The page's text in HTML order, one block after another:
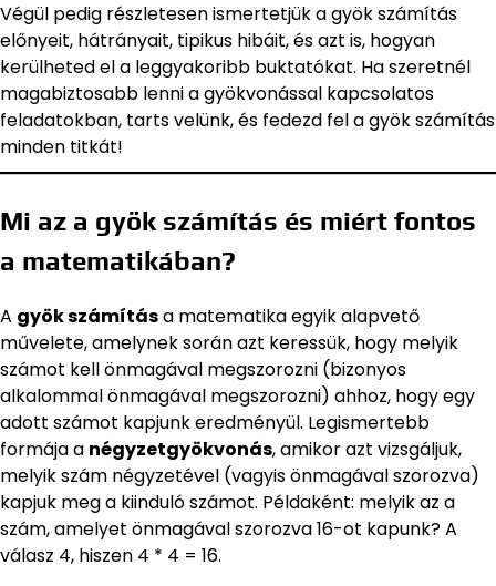
Végül pedig részletesen ismertetjük a gyök számítás
előnyeit, hátrányait, tipikus hibáit, és azt is, hogyan
kerülheted el a leggyakoribb buktatókat. Ha szeretnél
magabiztosabb lenni a gyökvonással kapcsolatos
feladatokban, tarts velünk, és fedezd fel a gyök számítás
minden titkát!
Mi az a gyök számítás és miért fontos
a matematikában?
A gyök számítása matematika egyik alapvető
művelete, amelynek során azt keressük, hogy melyik
számot kell önmagával megszorozni (bizonyos
alkalommal önmagával megszorozni) ahhoz, hogy egy
adott számot kapjunk eredményül. Legismertebb
formája a négyzetgyökvonás, amikor azt vizsgáljuk,
melyik szám négyzetével (vagyis önmagával szorozva)
kapjuk meg a kiinduló számot. Példaként: melyik az a
szám, amelyet önmagával szorozva 16-ot kapunk? A
válasz 4, hiszen 4 * 4 = 16.